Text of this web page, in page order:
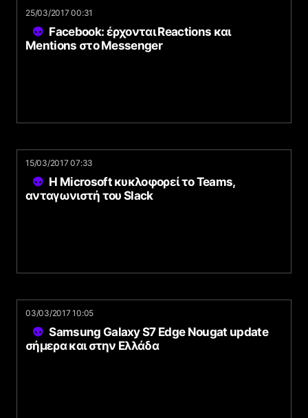
25/03/2017 00:31
Facebook: έρχονται Reactions και
Mentions στο Messenger
15/03/2017 07:33
Η Microsoft κυκλοφορεί το Teams,
ανταγωνιστή του Slack
03/03/2017 10:05
Samsung Galaxy S7 Edge Nougat update
σήμερα και στην Ελλάδα